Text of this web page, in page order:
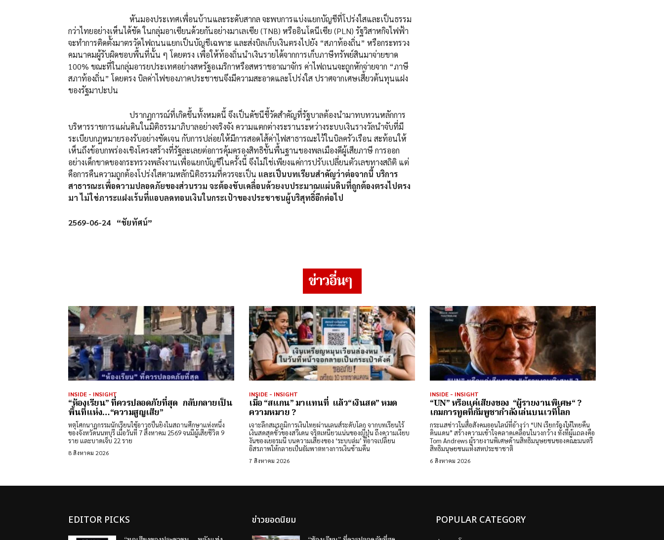
หันมองประเทศเพื่อนบ้านและระดับสากล จะพบการแบ่งแยกบัญชีที่โปร่งใสและเป็นธรรม
กว่าไทยอย่างเห็นได้ชัด ในกลุ่มอาเซียนด้วยกันอย่างมาเลเซีย (TNB) หรืออินโดนีเซีย (PLN) รัฐวิสาหกิจไฟฟ้า
จะทำการติดตั้งมาตรวัดไฟถนนแยกเป็นบัญชีเฉพาะ และส่งบิลเก็บเงินตรงไปยัง “สภาท้องถิ่น” หรือกระทรวง
คมนาคมผู้รับผิดชอบพื้นที่นั้น ๆ โดยตรง เพื่อให้ท้องถิ่นนำเงินรายได้จากการเก็บภาษีทรัพย์สินมาจ่ายขาด
100% ขณะที่ในกลุ่มอารยประเทศอย่างสหรัฐอเมริกาหรือสหราชอาณาจักร ค่าไฟถนนจะถูกหักจ่ายจาก “ภาษี
สภาท้องถิ่น” โดยตรง บิลค่าไฟของภาคประชาชนจึงมีความสะอาดและโปร่งใส ปราศจากเศษเสี้ยวต้นทุนแฝง
ของรัฐมาปะปน
ปรากฏการณ์ที่เกิดขึ้นทั้งหมดนี้ จึงเป็นดัชนีชี้วัดสำคัญที่รัฐบาลต้องนำมาทบทวนหลักการ
บริหารราชการแผ่นดินในมิติธรรมาภิบาลอย่างจริงจัง ความแตกต่างระรานระหว่างระบบเงินรางวัลนำจับที่มี
ระเบียบกฎหมายรองรับอย่างชัดเจน กับการปล่อยให้มีการสอดไส้ค่าไฟสาธารณะไว้ในบิลครัวเรือน สะท้อนให้
เห็นถึงข้อบกพร่องเชิงโครงสร้างที่รัฐละเลยต่อการคุ้มครองสิทธิขั้นพื้นฐานของพลเมืองดีผู้เสียภาษี การออก
อย่างเด็กขาดของกระทรวงพลังงานเพื่อแยกบัญชีในครั้งนี้ จึงไม่ใช่เพียงแค่การปรับเปลี่ยนตัวเลขทางสถิติ แต่
คือการคืนความถูกต้องโปร่งใสตามหลักนิติธรรมที่ควรจะเป็น และเป็นบทเรียนสำคัญว่าต่อจากนี้ บริการ
สาธารณะเพื่อความปลอดภัยของส่วนรวม จะต้องขับเคลื่อนด้วยงบประมาณแผ่นดินที่ถูกต้องตรงไปตรง
มา ไม่ใช่ภาระแฝงเร้นที่แอบลดทอนเงินในกระเป๋าของประชาชนผู้บริสุทธิ์อีกต่อไป
2569-06-24 “ชัยทัศน์”
ข่าวอื่นๆ
INSIDE - INSIGHT
“ห้องเรียน” ที่ควรปลอดภัยที่สุด กลับกลายเป็น
พื้นที่แห่ง…“ความสูญเสีย”
หตุโศกนาฏกรรมนักเรียนใช้อาวุธปืนยิงในสถานศึกษาแห่งหนึ่ง
ของจังหวัดนนทบุรี เมื่อวันที่ 7 สิงหาคม 2569 จนมีผู้เสียชีวิต 9
ราย และบาดเจ็บ 22 ราย
8 สิงหาคม 2026
INSIDE - INSIGHT
เมื่อ “สแกน” มาแทนที่ แล้ว“เงินสด” หมด
ความหมาย ?
เจาะลึกสมรภูมิการเงินไทยผ่านเลนส์ระดับโลก จากบทเรียนไร้
เงินสดสุดขั้วของสวีเดน จริตเหนียวแน่นของญี่ปุ่น ถึงความเงียบ
งันของเยอรมนี บนความเสี่ยงของ ‘ระบบล่ม’ ที่อาจเปลี่ยน
อิสรภาพให้กลายเป็นอัมพาตทางการเงินข้ามคืน
7 สิงหาคม 2026
INSIDE - INSIGHT
“UN” หรือแค่เสียงของ “ผู้รายงานพิเศษ“ ?
เกมการทูตที่กัมพูชากำลังเล่นบนเวทีโลก
กระแสข่าวในสื่อสังคมออนไลน์ที่อ้างว่า “UN เรียกร้องให้ไทยคืน
ดินแดน” สร้างความเข้าใจคลาดเคลื่อนในวงกว้าง ทั้งที่ผู้แถลงคือ
Tom Andrews ผู้รายงานพิเศษด้านสิทธิมนุษยชนของคณะมนตรี
สิทธิมนุษยชนแห่งสหประชาชาติ
6 สิงหาคม 2026
EDITOR PICKS ข่าวยอดนิยม POPULAR CATEGORY